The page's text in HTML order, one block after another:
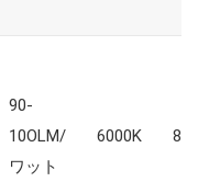
90-
10OLM/
ワット
6000K 85